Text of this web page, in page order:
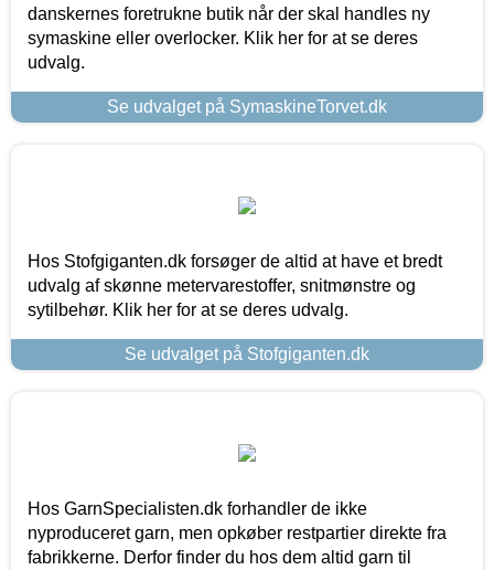
danskernes foretrukne butik når der skal handles ny
symaskine eller overlocker. Klik her for at se deres
udvalg.
Se udvalget på SymaskineTorvet.dk
Hos Stofgiganten.dk forsøger de altid at have et bredt
udvalg af skønne metervarestoffer, snitmønstre og
sytilbehør. Klik her for at se deres udvalg.
Se udvalget på Stofgiganten.dk
Hos GarnSpecialisten.dk forhandler de ikke
nyproduceret garn, men opkøber restpartier direkte fra
fabrikkerne. Derfor finder du hos dem altid garn til